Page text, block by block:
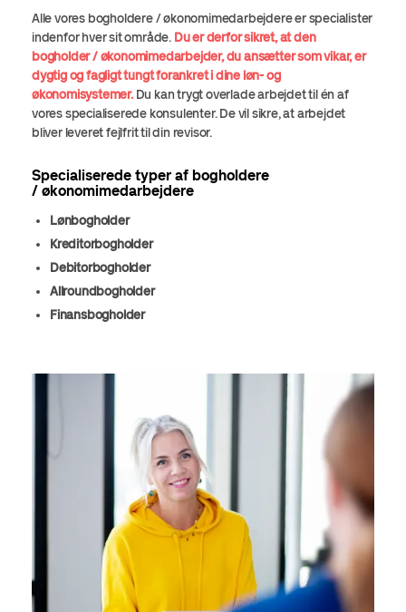
Alle vores bogholdere / økonomimedarbejdere er specialister
indenfor hver sit område. Du er derfor sikret, at den
bogholder / økonomimedarbejder, du ansætter som vikar, er
dygtig og fagligt tungt forankret i dine løn- og
økonomisystemer.Du kan trygt overlade arbejdet til én af
vores specialiserede konsulenter. De vil sikre, at arbejdet
bliver leveret fejlfrit til din revisor.
Specialiserede typer af bogholdere
/ økonomimedarbejdere
Lønbogholder
Kreditorbogholder
Debitorbogholder
Allroundbogholder
Finansbogholder